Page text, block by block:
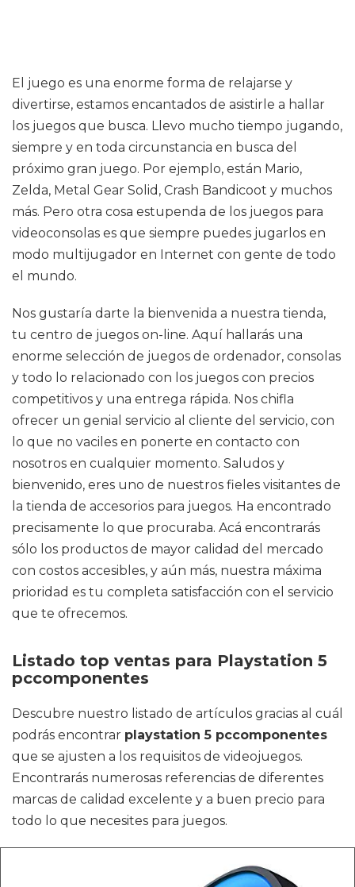
El juego es una enorme forma de relajarse y
divertirse, estamos encantados de asistirle a hallar
los juegos que busca. Llevo mucho tiempo jugando,
siempre y en toda circunstancia en busca del
próximo gran juego. Por ejemplo, están Mario,
Zelda, Metal Gear Solid, Crash Bandicoot y muchos
más. Pero otra cosa estupenda de los juegos para
videoconsolas es que siempre puedes jugarlos en
modo multijugador en Internet con gente de todo
el mundo.
Nos gustaría darte la bienvenida a nuestra tienda,
tu centro de juegos on-line. Aquí hallarás una
enorme selección de juegos de ordenador, consolas
y todo lo relacionado con los juegos con precios
competitivos y una entrega rápida. Nos chifla
ofrecer un genial servicio al cliente del servicio, con
lo que no vaciles en ponerte en contacto con
nosotros en cualquier momento. Saludos y
bienvenido, eres uno de nuestros fieles visitantes de
la tienda de accesorios para juegos. Ha encontrado
precisamente lo que procuraba. Acá encontrarás
sólo los productos de mayor calidad del mercado
con costos accesibles, y aún más, nuestra máxima
prioridad es tu completa satisfacción con el servicio
que te ofrecemos.
Listado top ventas para Playstation 5
pccomponentes
Descubre nuestro listado de artículos gracias al cuál
podrás encontrar playstation 5 pccomponentes
que se ajusten a los requisitos de videojuegos.
Encontrarás numerosas referencias de diferentes
marcas de calidad excelente y a buen precio para
todo lo que necesites para juegos.